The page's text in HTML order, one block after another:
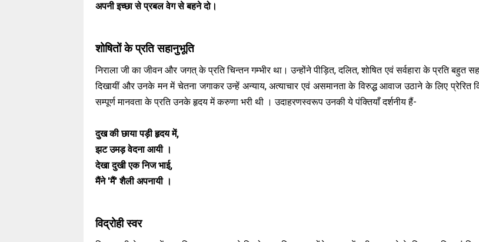
अपनी इच्छा से प्रबल वेग से बहने दो।
शोषितों के प्रति सहानुभूति
निराला जी का जीवन और जगत् के प्रति चिन्तन गम्भीर था। उन्होंने पीड़ित, दलित, शोषित एवं सर्वहारा के प्रति बहुत
दिखायीं और उनके मन में चेतना जगाकर उन्हें अन्याय, अत्याचार एवं असमानता के विरुद्ध आवाज उठाने के लिए प्रेरित
सम्पूर्ण मानवता के प्रति उनके हृदय में करुणा भरी थी । उदाहरणस्वरूप उनकी ये पंक्तियाँ दर्शनीय हैं-
दुख की छाया पड़ी हृदय में,
झट उमड़ वेदना आयी ।
देखा दुखी एक निज भाई,
मैंने 'मैं' शैली अपनायी ।
विद्रोही स्वर